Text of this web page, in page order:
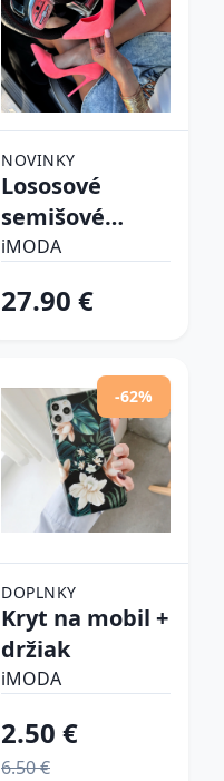
NOVINKY
Lososové
semišové
lodičky
iMODA
27.90 €
-62%
DOPLNKY
Kryt na mobil +
držiak
iMODA
2.50 €
6.50 €